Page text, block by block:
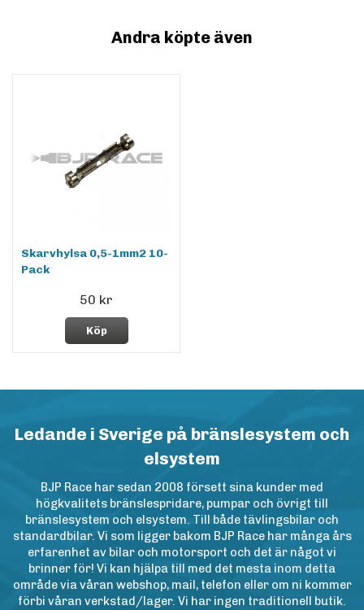
Andra köpte även
Skarvhylsa 0,5-1mm2 10-
Pack
50 kr
Köp
Ledande i Sverige på bränslesystem och
elsystem
BJP Race har sedan 2008 försett sina kunder med
högkvalitets bränslespridare, pumpar och övrigt till
bränslesystem och elsystem. Till både tävlingsbilar och
standardbilar. Vi som ligger bakom BJP Race har många års
erfarenhet av bilar och motorsport och det är något vi
brinner för! Vi kan hjälpa till med det mesta inom detta
område via våran webshop, mail, telefon eller om ni kommer
förbi våran verkstad/lager. Vi har ingen traditionell butik.